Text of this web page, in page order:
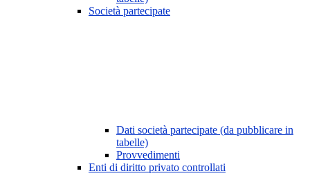
Società partecipate
Dati società partecipate (da pubblicare in
tabelle)
Provvedimenti
Enti di diritto privato controllati